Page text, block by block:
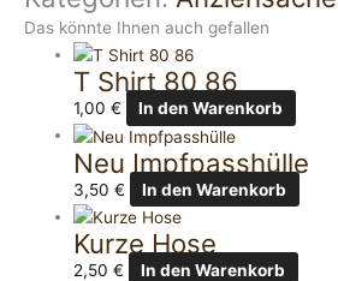
Das könnte Ihnen auch gefallen
T Shirt 80 86
1,00€ In den Warenkorb
Neu Impfpasshülle
3,50€ In den Warenkorb
Kurze Hose
2,50€ In den Warenkorb